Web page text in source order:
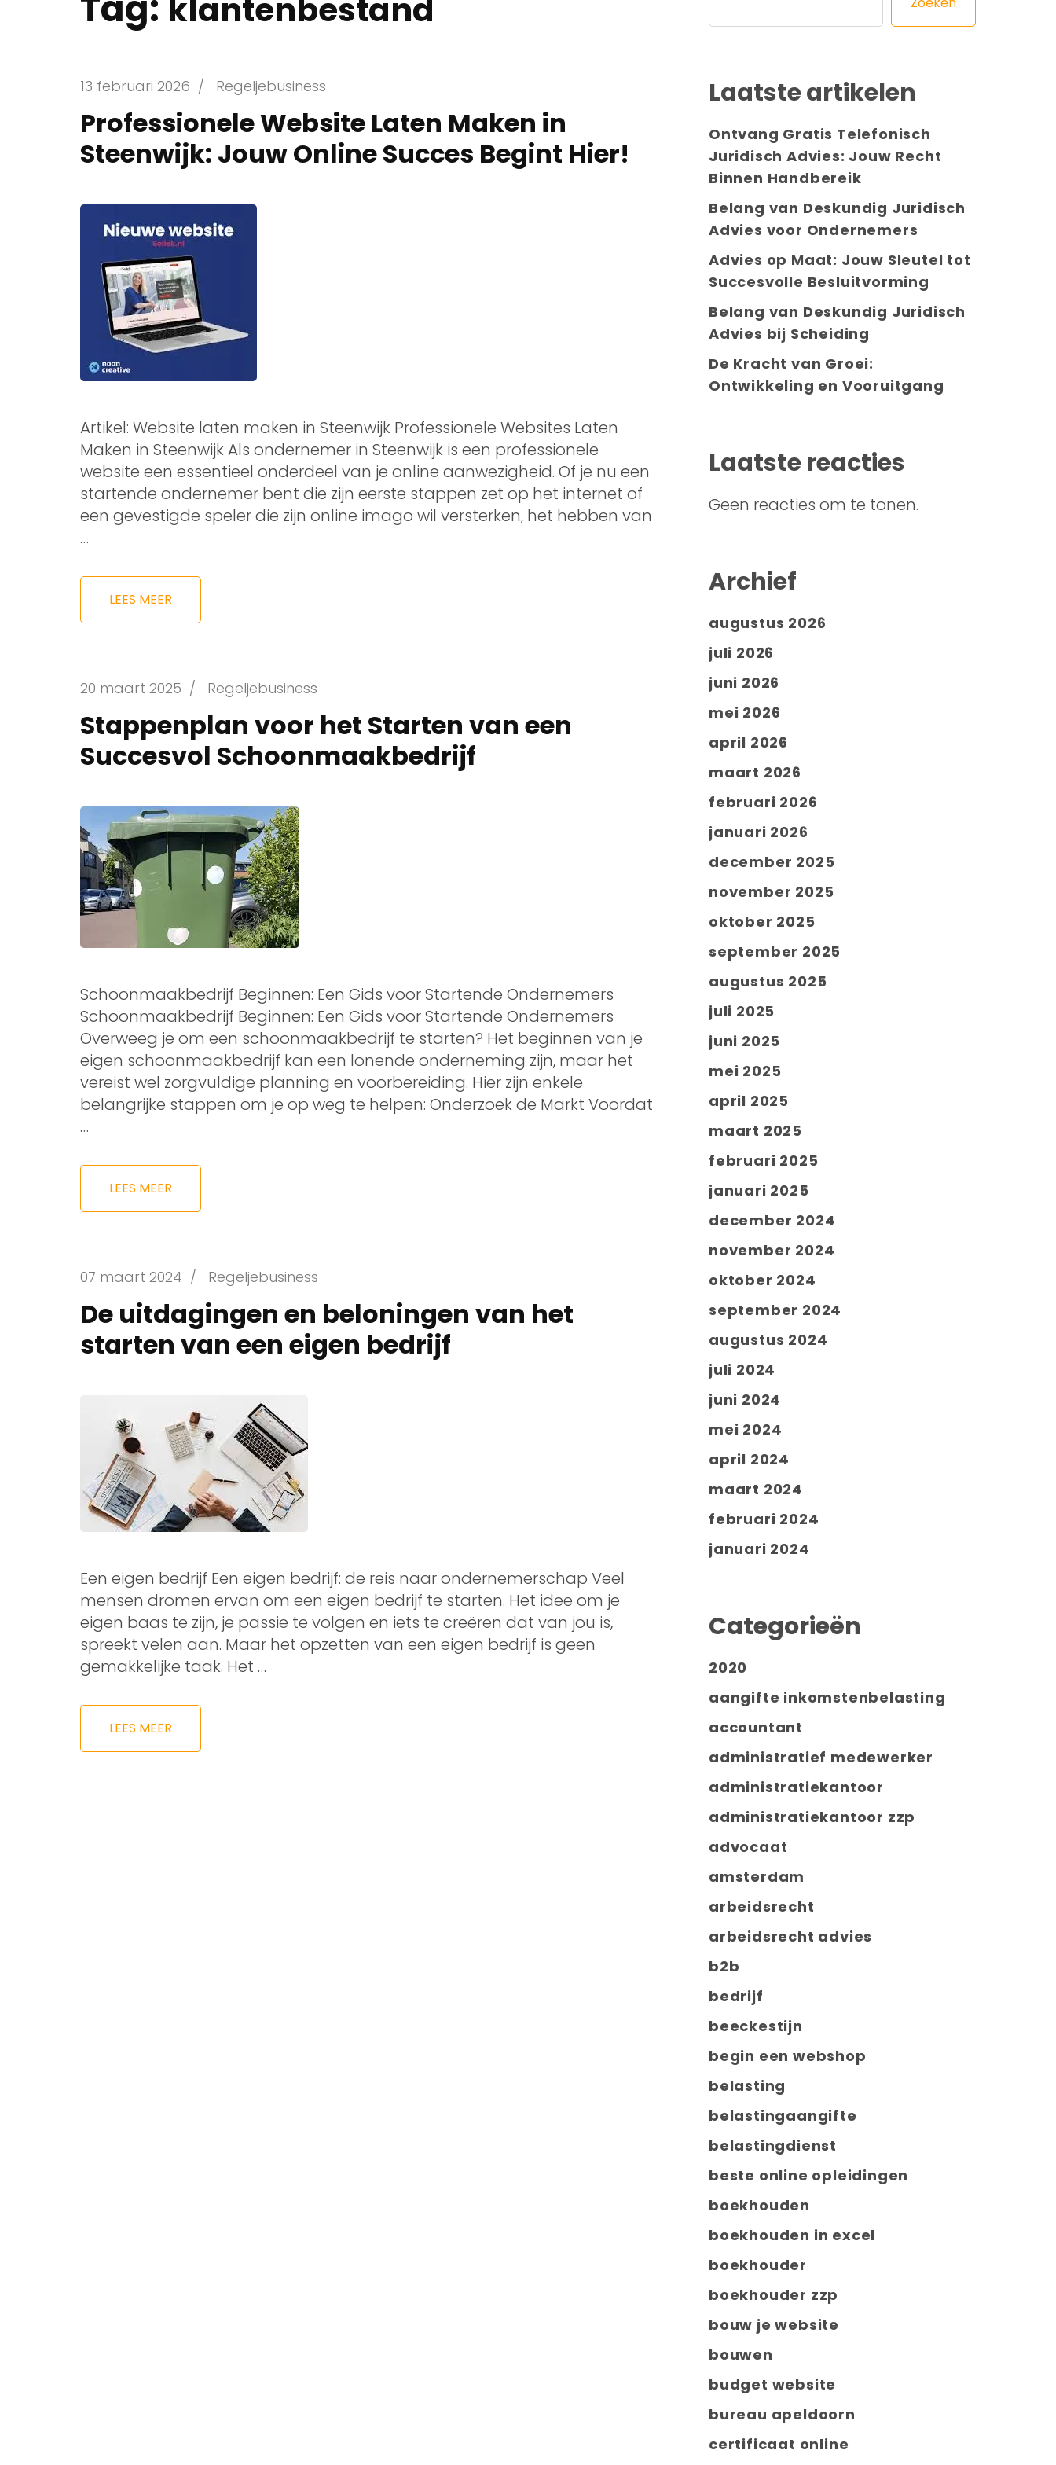
klantenbestand
13 februari 2026 / Regeljebusiness
Professionele Website Laten Maken in
Steenwijk: Jouw Online Succes Begint Hier!
Artikel: Website laten maken in Steenwijk Professionele Websites Laten
Maken in Steenwijk Als ondernemer in Steenwijk is een professionele
website een essentieel onderdeel van je online aanwezigheid. Of je nu een
startende ondernemer bent die zijn eerste stappen zet op het internet of
een gevestigde speler die zijn online imago wil versterken, het hebben van
…
LEES MEER
20 maart 2025 / Regeljebusiness
Stappenplan voor het Starten van een
Succesvol Schoonmaakbedrijf
Schoonmaakbedrijf Beginnen: Een Gids voor Startende Ondernemers
Schoonmaakbedrijf Beginnen: Een Gids voor Startende Ondernemers
Overweeg je om een schoonmaakbedrijf te starten? Het beginnen van je
eigen schoonmaakbedrijf kan een lonende onderneming zijn, maar het
vereist wel zorgvuldige planning en voorbereiding. Hier zijn enkele
belangrijke stappen om je op weg te helpen: Onderzoek de Markt Voordat
…
LEES MEER
07 maart 2024 / Regeljebusiness
De uitdagingen en beloningen van het
starten van een eigen bedrijf
Een eigen bedrijf Een eigen bedrijf: de reis naar ondernemerschap Veel
mensen dromen ervan om een eigen bedrijf te starten. Het idee om je
eigen baas te zijn, je passie te volgen en iets te creëren dat van jou is,
spreekt velen aan. Maar het opzetten van een eigen bedrijf is geen
gemakkelijke taak. Het …
LEES MEER
Laatste artikelen
Ontvang Gratis Telefonisch
Juridisch Advies: Jouw Recht
Binnen Handbereik
Belang van Deskundig Juridisch
Advies voor Ondernemers
Advies op Maat: Jouw Sleutel tot
Succesvolle Besluitvorming
Belang van Deskundig Juridisch
Advies bij Scheiding
De Kracht van Groei:
Ontwikkeling en Vooruitgang
Laatste reacties
Geen reacties om te tonen.
Archief
augustus 2026
juli 2026
juni 2026
mei 2026
april 2026
maart 2026
februari 2026
januari 2026
december 2025
november 2025
oktober 2025
september 2025
augustus 2025
juli 2025
juni 2025
mei 2025
april 2025
maart 2025
februari 2025
januari 2025
december 2024
november 2024
oktober 2024
september 2024
augustus 2024
juli 2024
juni 2024
mei 2024
april 2024
maart 2024
februari 2024
januari 2024
Categorieën
2020
aangifte inkomstenbelasting
accountant
administratief medewerker
administratiekantoor
administratiekantoor zzp
advocaat
amsterdam
arbeidsrecht
arbeidsrecht advies
b2b
bedrijf
beeckestijn
begin een webshop
belasting
belastingaangifte
belastingdienst
beste online opleidingen
boekhouden
boekhouden in excel
boekhouder
boekhouder zzp
bouw je website
bouwen
budget website
bureau apeldoorn
certificaat online